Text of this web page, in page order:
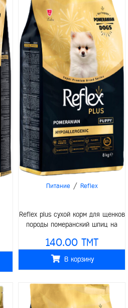
Питание / Reflex
Reflex plus сухой корм для щенков
породы померанский шпиц на
140.00 TMT
В корзину